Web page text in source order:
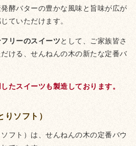
酵バターの豊かな風味と旨味が広が
ていただけます。
リーのスイーツとして、ご家族皆さ
ける、せんねんの木の新たな定番バ
たスイーツも製造しております。
ソフト）
フト）は、せんねんの木の定番バウ